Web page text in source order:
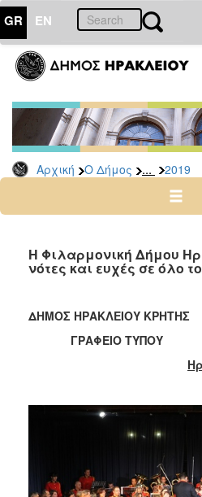
GR EN
Αρχική Ο Δήμος ... 2019
ΔΗΜΟΣ
Δελτία
Τύπου
Αρχείο
2026
2024
2022
2020
2019
2016
2012
Η Φιλαρμονική Δήμου
νότες και ευχές σε όλο
ΔΗΜΟΣ ΗΡΑΚΛΕΙΟΥ ΚΡΗΤΗΣ
ΓΡΑΦΕΙΟ ΤΥΠΟΥ